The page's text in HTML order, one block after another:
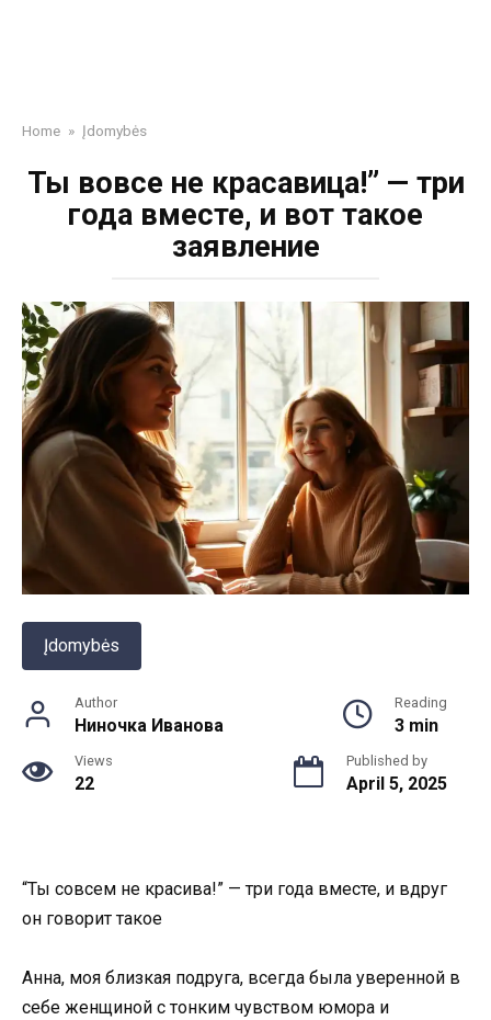
Home » Įdomybės
Ты вовсе не красавица!” — три
года вместе, и вот такое
заявление
Įdomybės
Author
Ниночка Иванова
Reading
3 min
Views
22
Published by
April 5, 2025
“Ты совсем не красива!” — три года вместе, и вдруг
он говорит такое
Анна, моя близкая подруга, всегда была уверенной в
себе женщиной с тонким чувством юмора и